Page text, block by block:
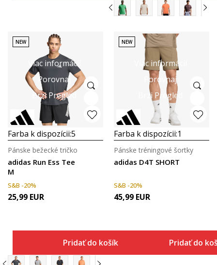
Viac informácií
Porovnaj
Brzi Pregled
NEW
Farba k dispozícii:5
adidas Run Ess Tee
M
Pánske bežecké tričko
S&B -20%
25,99 EUR
Pridať do košíka
Viac informácií
Porovnaj
Brzi Pregled
NEW
Farba k dispozícii:1
adidas D4T SHORT
Pánske tréningové šortky
S&B -20%
45,99 EUR
Pridať do